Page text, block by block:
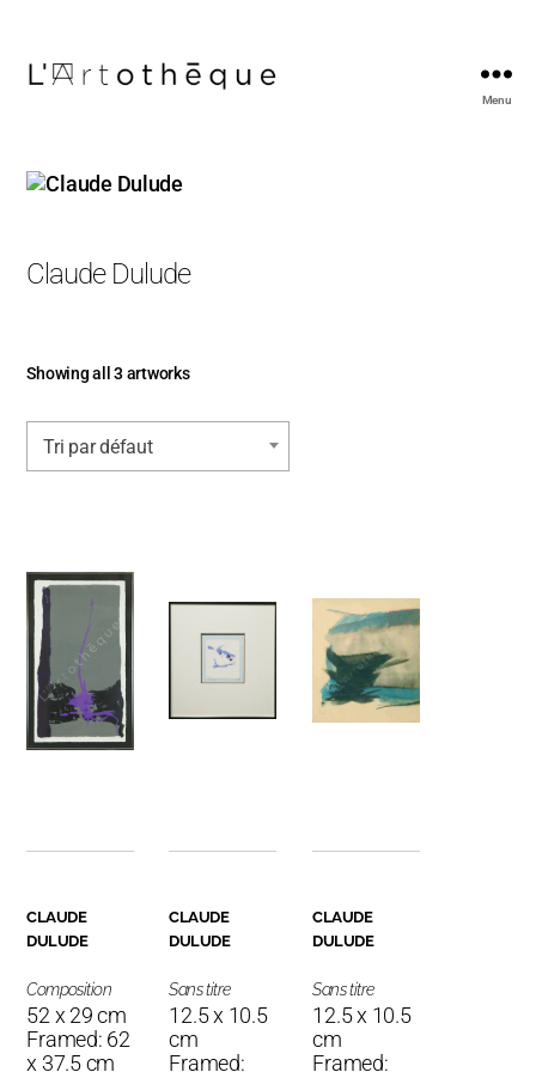
Menu
Claude Dulude
Showing all 3 artworks
Tri par défaut
CLAUDE
DULUDE
Composition
52 x 29 cm
Framed: 62
x 37.5 cm
CLAUDE
DULUDE
Sans titre
12.5 x 10.5
cm
Framed:
CLAUDE
DULUDE
Sans titre
12.5 x 10.5
cm
Framed: